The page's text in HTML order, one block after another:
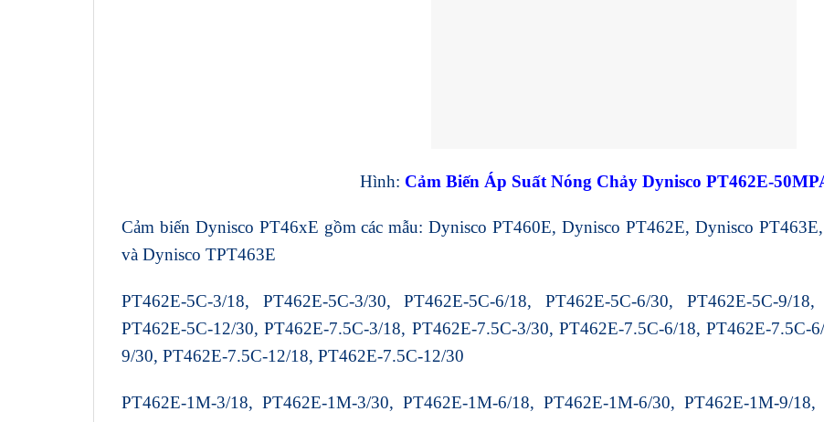
Hình: Cảm Biến Áp Suất Nóng Chảy Dynisco PT462E-
Cảm biến Dynisco PT46xE gồm các mẫu: Dynisco PT460E, Dynisco PT462E, Dynisco
và Dynisco TPT463E
PT462E-5C-3/18, PT462E-5C-3/30, PT462E-5C-6/18, PT462E-5C-6/30, PT462E-5C-9/
PT462E-5C-12/30, PT462E-7.5C-3/18, PT462E-7.5C-3/30, PT462E-7.5C-6/18, PT462E-7.5C-
9/30, PT462E-7.5C-12/18, PT462E-7.5C-12/30
PT462E-1M-3/18, PT462E-1M-3/30, PT462E-1M-6/18, PT462E-1M-6/30, PT462E-1M-9/